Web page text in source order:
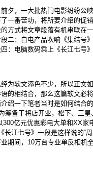
夕，一大批热门电影纷纷公
一番苦功，将所要介绍的促
方式将文章段落有机串联在
二：白电产品吹响《集结号
：电脑数码乘上《长江七号》
为软文添色不少，所以正文
的相结合，那么这篇软文必
绍一下笔者当时是如何结合
筹备干将店开业，松下、三
亿元优惠彩电大单和XX家
江七号》一段是这样说的“
期间，10万台专业单反相机